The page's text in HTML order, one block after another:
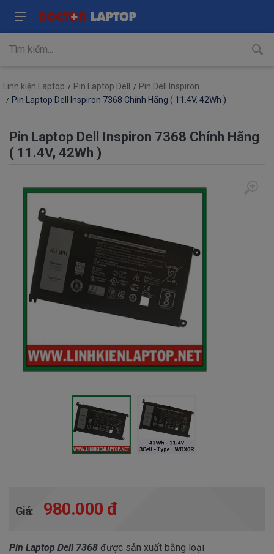
Linh kiện Laptop Pin Laptop Dell
Pin Dell Inspiron
Pin Laptop Dell Inspiron 7368 Chính Hãng ( 11.4V, 42Wh )
Pin Laptop Dell Inspiron 7368 Chính Hãng
( 11.4V, 42Wh )
Giá: 980.000 đ
Pin Laptop Dell 7368 được sản xuất bằng loại